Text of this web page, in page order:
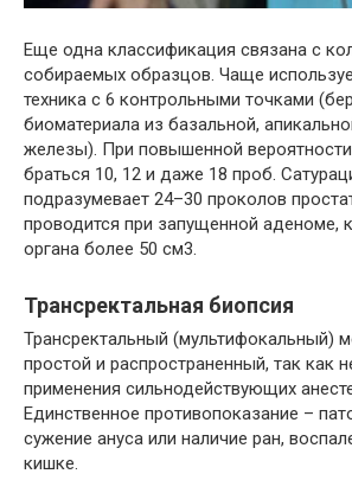
Еще одна классификация связана с
собираемых образцов. Чаще
техника с 6 контрольными точками
биоматериала из базальной,
железы). При повышенной
браться 10, 12 и даже 18 проб.
подразумевает 24–30 проколов
проводится при запущенной аденоме,
органа более 50 см3.
Трансректальная биопсия
Трансректальный (мультифокальный)
простой и распространенный, так как
применения сильнодействующих
Единственное противопоказание –
сужение ануса или наличие ран,
кишке.